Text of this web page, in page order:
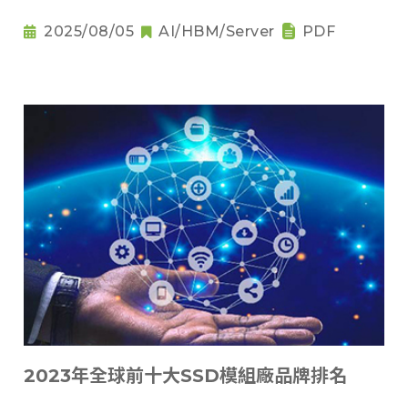
2025/08/05 AI/HBM/Server PDF
2023年全球前十大SSD模組廠品牌排名